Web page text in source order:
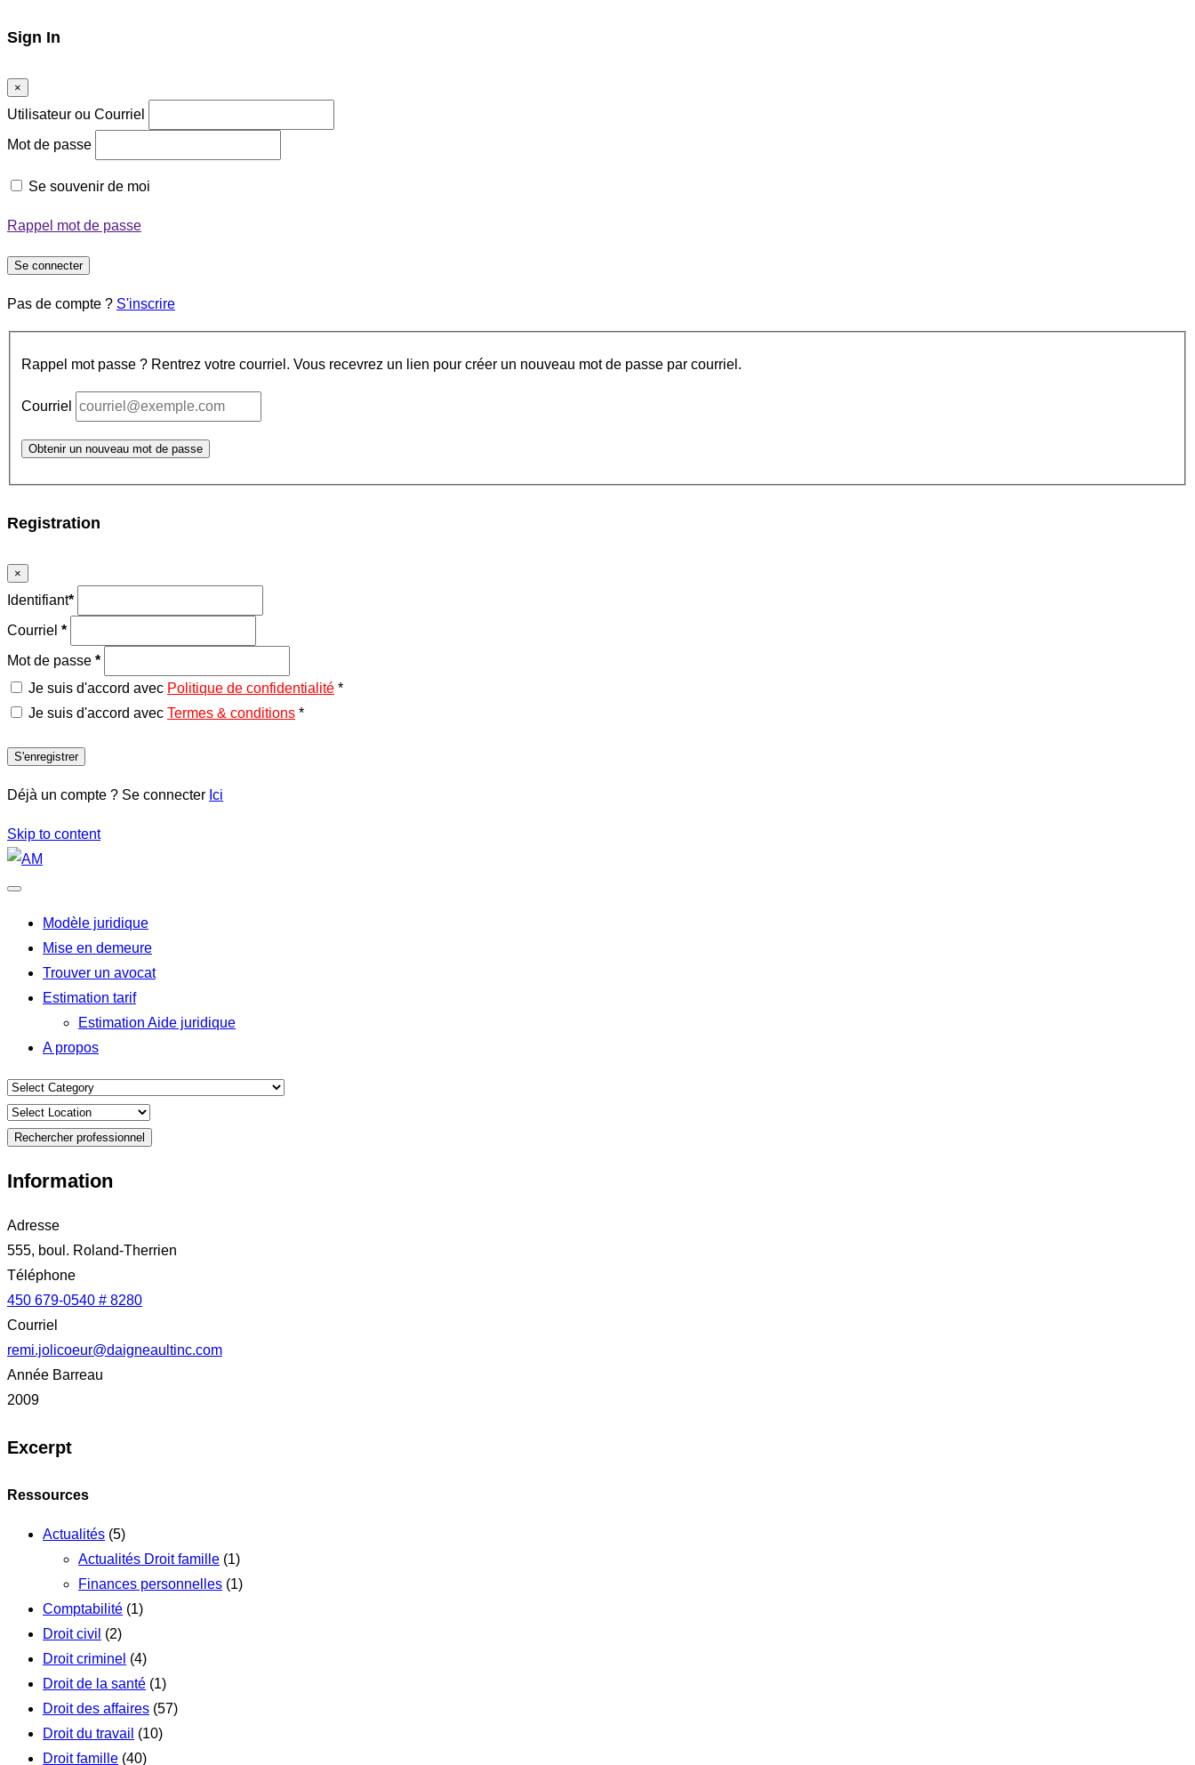
Sign In
×
Utilisateur ou Courriel
Mot de passe
Se souvenir de moi
Rappel mot de passe
Se connecter
Pas de compte ? S'inscrire
Rappel mot passe ? Rentrez votre courriel. Vous recevrez un lien pour créer un nouveau mot de passe par courriel.
Courriel
Obtenir un nouveau mot de passe
Registration
×
Identifiant*
Courriel *
Mot de passe *
Je suis d'accord avec Politique de confidentialité *
Je suis d'accord avec Termes & conditions *
S'enregistrer
Déjà un compte ? Se connecter Ici
Skip to content
Modèle juridique
Mise en demeure
Trouver un avocat
Estimation tarif
Estimation Aide juridique
A propos
Rechercher professionnel
Information
Adresse
555, boul. Roland-Therrien
Téléphone
450 679-0540 # 8280
Courriel
remi.jolicoeur@daigneaultinc.com
Année Barreau
2009
Excerpt
Ressources
Actualités (5)
Actualités Droit famille (1)
Finances personnelles (1)
Comptabilité (1)
Droit civil (2)
Droit criminel (4)
Droit de la santé (1)
Droit des affaires (57)
Droit du travail (10)
Droit famille (40)